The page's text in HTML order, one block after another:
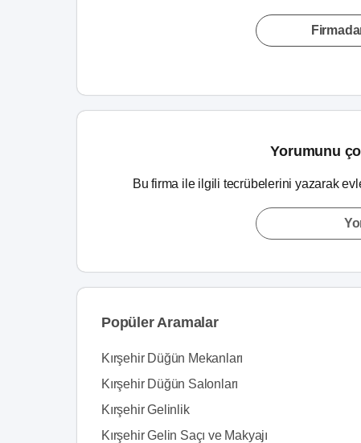
Yorumunu
Bu firma ile ilgili tecrübelerini yazarak
Popüler Aramalar
Kırşehir Düğün Mekanları
Kırşehir Düğün Salonları
Kırşehir Gelinlik
Kırşehir Gelin Saçı ve Makyajı